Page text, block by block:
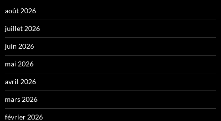
août 2026
juillet 2026
juin 2026
mai 2026
avril 2026
mars 2026
février 2026